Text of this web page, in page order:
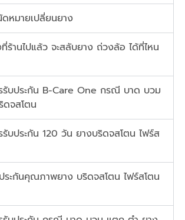
หมายเปลี่ยนยาง
ร้านไปแล้ว จะสลับยาง ถ่วงล้อ ได้ที่ไหน
รรับประกัน B-Care One กรณี บาด บวม
จสโตน
รับประกัน 120 วัน ยางบริดจสโตน ไฟร์ส
ระกันคุณภาพยาง บริดจสโตน ไฟร์สโตน